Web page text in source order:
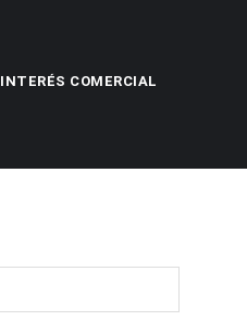
INTERÉS COMERCIAL